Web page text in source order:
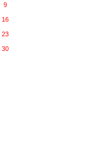
9
16
23
30